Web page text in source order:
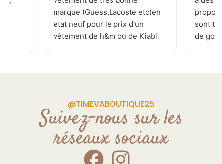
marque (Guess,Lacoste etc)en
état neuf pour le prix d'un
vêtement de h&m ou de Kiabi
.je recommande . page
plusieurs fois par jour
souriante et a l'écoute de vos
demande Donc allé y sans
craintes
sont
de
@TIMEVABOUTIQUE25
Suivez-nous sur les
réseaux sociaux